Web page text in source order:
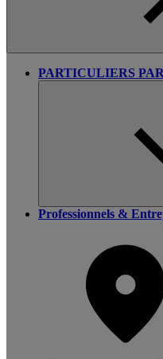
PARTICULIERS
Professionnels &